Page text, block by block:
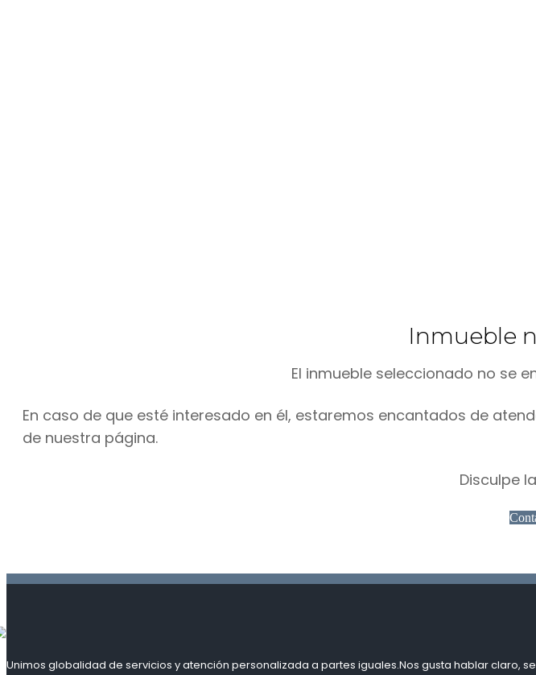
Inmueble
El inmueble seleccionado no se
En caso de que esté interesado en él, estaremos encantados de
de nuestra página.
Disculpe
Unimos globalidad de servicios y atención personalizada a partes iguales.Nos gusta hablar claro,